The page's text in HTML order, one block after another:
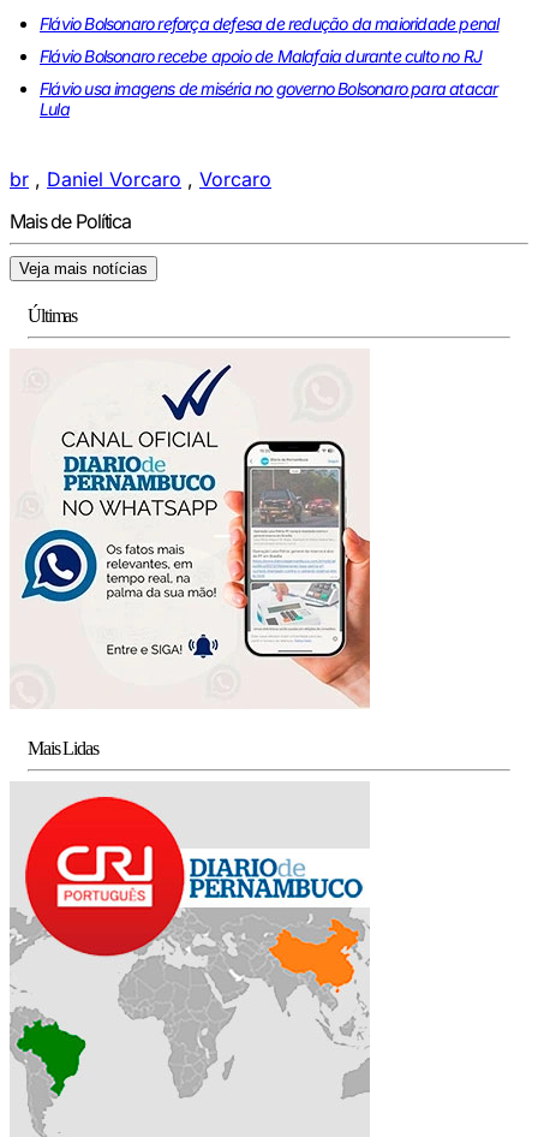
Flávio Bolsonaro reforça defesa de redução da maioridade penal
Flávio Bolsonaro recebe apoio de Malafaia durante culto no RJ
Flávio usa imagens de miséria no governo Bolsonaro para atacar
Lula
br , Daniel Vorcaro , Vorcaro
Mais de Política
Veja mais notícias
Últimas
Mais Lidas